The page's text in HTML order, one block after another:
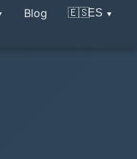
Blog 🇪🇸ES